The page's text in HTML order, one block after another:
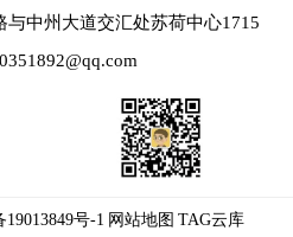
中州大道交汇处苏荷中心1715
19013849号-1 网站地图 TAG云库